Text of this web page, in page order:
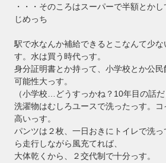
・・・そのころはスーパーで半額とか
じめっち
駅で水なんか補給できるとこなんて少
す。水は買う時代っす。
身分証明書とか持って、小学校とか公
可能性大っす。
（小学校…どうすっかね？10年目の話だ
洗濯物はむしろユースで洗ったっす。
高いっす。
パンツは２枚、一日おきにトイレで洗
ら走行しながら風充てれば、
大体乾くから、２交代制で十分っす。